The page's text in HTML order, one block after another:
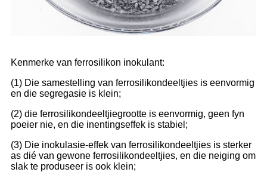
Kenmerke van ferrosilikon inokulant:
(1) Die samestelling van ferrosilikondeeltjies is eenvormig
en die segregasie is klein;
(2) die ferrosilikondeeltjiegrootte is eenvormig, geen fyn
poeier nie, en die inentingseffek is stabiel;
(3) Die inokulasie-effek van ferrosilikondeeltjies is sterker
as dié van gewone ferrosilikondeeltjies, en die neiging om
slak te produseer is ook klein;